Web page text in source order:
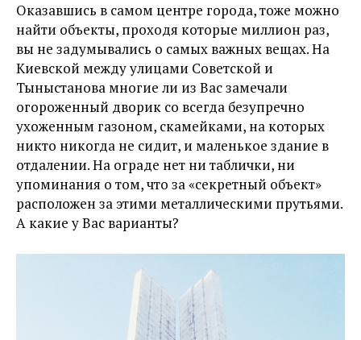
Оказавшись в самом центре города, тоже можно
найти объекты, проходя которые миллион раз,
вы не задумывались о самых важных вещах. На
Киевской между улицами Советской и
Тыныстанова многие ли из Вас замечали
огороженный дворик со всегда безупречно
ухоженным газоном, скамейками, на которых
никто никогда не сидит, и маленькое здание в
отдалении. На ограде нет ни таблички, ни
упоминания о том, что за «секретный объект»
расположен за этими металлическими прутьями.
А какие у Вас варианты?